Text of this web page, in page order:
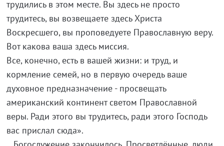
трудились в этом месте. Вы здесь не просто
трудитесь, вы возвещаете здесь Христа
Воскресшего, вы проповедуете Православную веру.
Вот какова ваша здесь миссия.
Все, конечно, есть в вашей жизни: и труд, и
кормление семей, но в первую очередь ваше
духовное предназначение - просвещать
американский континент светом Православной
веры. Ради этого вы трудитесь, ради этого Господь
вас прислал сюда».